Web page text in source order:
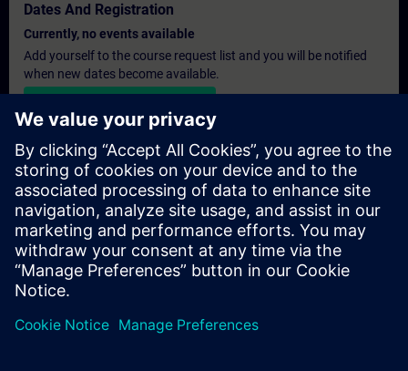
Dates And Registration
Currently, no events available
Add yourself to the course request list and you will be notified
when new dates become available.
Personalised Quotation
If you require a standard list price quotation for this training, for
example for your purchasing department, then please click the
link below. You first need to provide some personal details and
after this a quotation will be emailed to you.
Provide Quotation